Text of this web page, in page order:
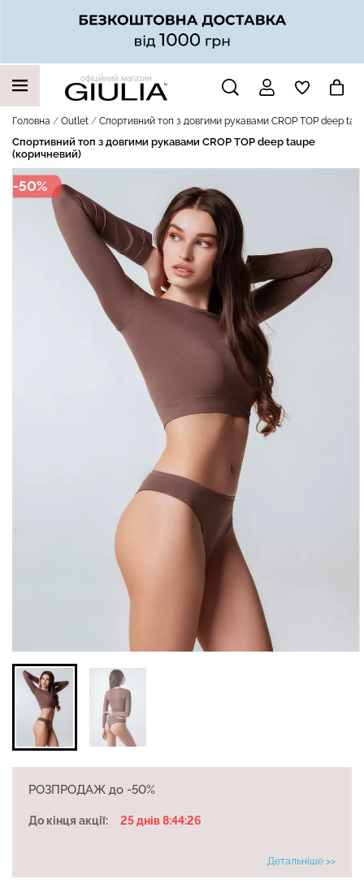
офіційний магазин
Головна Outlet Спортивний топ з довгими рукавами CROP TOP deep
Спортивний топ з довгими рукавами CROP TOP deep taupe
(коричневий)
-50%
РОЗПРОДАЖ до -50%
До кінця акції: 25 днів 8:44:25
Детальніше >>
НАШІ ТРЕНДОВІ ТОВАРИ
мікрофібри LEGGINGS 02
Велосипедки з високою
талією TRACKS 01
(чорний) Giulia
439 грн. 549 грн.
LEGGINGS (чорний) Giulia
BRASILIAN SHAPEWEAR
369 грн.